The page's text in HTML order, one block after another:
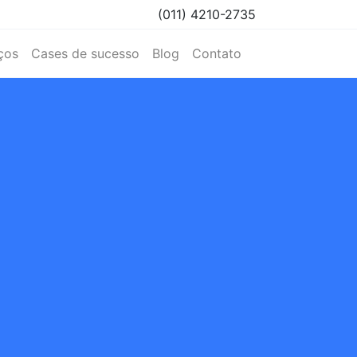
(011) 4210-2735
Cases de sucesso Blog Contato